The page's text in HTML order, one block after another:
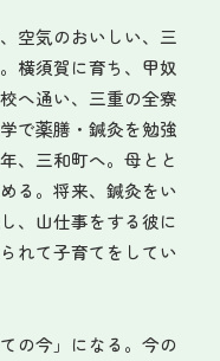
ールでお問い合わせ
問い合わせフォーム
空気のおいしい、三
横須賀に育ち、甲奴
へ通い、三重の全寮
で薬膳・鍼灸を勉強
、三和町へ。母とと
る。将来、鍼灸をい
、山仕事をする彼に
れて子育てをしてい
の今」になる。今の